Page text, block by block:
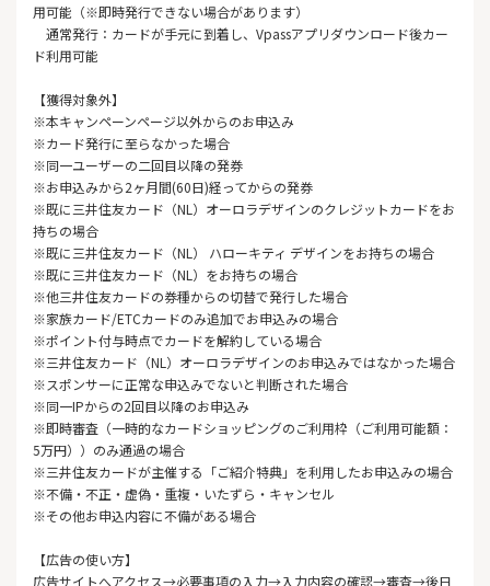
用可能（※即時発行できない場合があります）
通常発行：カードが手元に到着し、Vpassアプリダウンロード後カー
ド利用可能
【獲得対象外】
※本キャンペーンページ以外からのお申込み
※カード発行に至らなかった場合
※同一ユーザーの二回目以降の発券
※お申込みから2ヶ月間(60日)経ってからの発券
※既に三井住友カード（NL）オーロラデザインのクレジットカードをお
持ちの場合
※既に三井住友カード（NL） ハローキティ デザインをお持ちの場合
※既に三井住友カード（NL）をお持ちの場合
※他三井住友カードの券種からの切替で発行した場合
※家族カード/ETCカードのみ追加でお申込みの場合
※ポイント付与時点でカードを解約している場合
※三井住友カード（NL）オーロラデザインのお申込みではなかった場合
※スポンサーに正常な申込みでないと判断された場合
※同一IPからの2回目以降のお申込み
※即時審査（一時的なカードショッピングのご利用枠（ご利用可能額：
5万円））のみ通過の場合
※三井住友カードが主催する「ご紹介特典」を利用したお申込みの場合
※不備・不正・虚偽・重複・いたずら・キャンセル
※その他お申込内容に不備がある場合
【広告の使い方】
広告サイトへアクセス→必要事項の入力→入力内容の確認→審査→後日